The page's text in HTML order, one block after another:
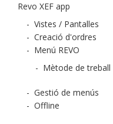
Revo XEF app
- Vistes / Pantalles
- Creació d'ordres
- Menú REVO
- Mètode de treball
- Gestió de menús
- Offline